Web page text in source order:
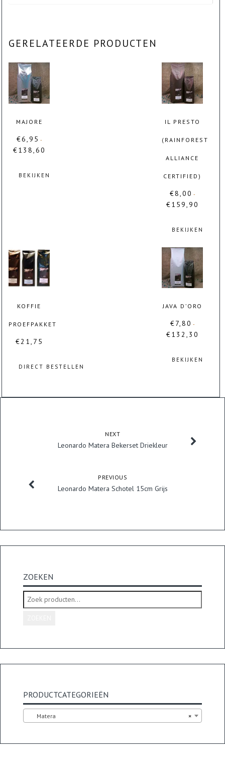
GERELATEERDE PRODUCTEN
MAJORE
€6,95 -
€138,60
BEKIJKEN
optie
gekozen
worden
de
IL PRESTO
(RAINFOREST
ALLIANCE
CERTIFIED)
€8,00 -
€159,90
BEKIJKEN
Dit
product
heeft
meerdere
variaties.
optie
kan
gekozen
de
KOFFIE
PROEFPAKKET
€21,75
DIRECT BESTELLEN
JAVA D’ORO
€7,80 -
€132,30
BEKIJKEN
heeft
optie
NEXT
Leonardo Matera Bekerset Driekleur
PREVIOUS
Leonardo Matera Schotel 15cm Grijs
ZOEKEN
Zoeken
naar:
PRODUCTCATEGORIEËN
×
Matera